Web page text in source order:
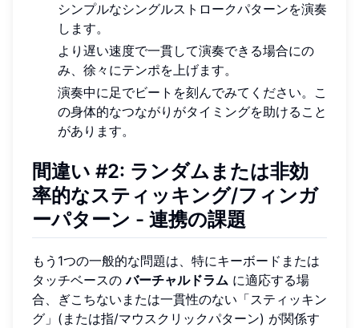
シンプルなシングルストロークパターンを演奏
します。
より遅い速度で一貫して演奏できる場合にの
み、徐々にテンポを上げます。
演奏中に足でビートを刻んでみてください。こ
の身体的なつながりがタイミングを助けること
があります。
間違い #2: ランダムまたは非効
率的なスティッキング/フィンガ
ーパターン - 連携の課題
もう1つの一般的な問題は、特にキーボードまたは
タッチベースのバーチャルドラム に適応する場
合、ぎこちないまたは一貫性のない「スティッキン
グ」(または指/マウスクリックパターン) が関係す